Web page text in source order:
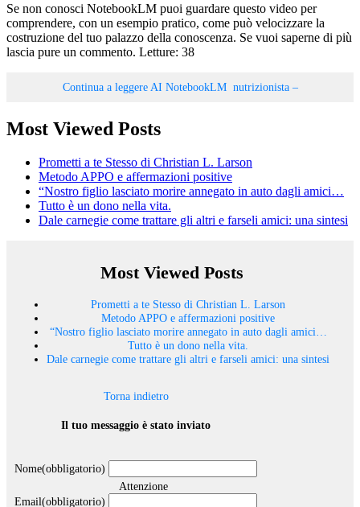
Se non conosci NotebookLM puoi guardare questo video per
comprendere, con un esempio pratico, come può velocizzare la
costruzione del tuo palazzo della conoscenza. Se vuoi saperne di più
lascia pure un commento. Letture: 38
Continua a leggereAI NotebookLM nutrizionista –
Most Viewed Posts
Prometti a te Stesso di Christian L. Larson
Metodo APPO e affermazioni positive
“Nostro figlio lasciato morire annegato in auto dagli amici…
Tutto è un dono nella vita.
Dale carnegie come trattare gli altri e farseli amici: una sintesi
Most Viewed Posts
Prometti a te Stesso di Christian L. Larson
Metodo APPO e affermazioni positive
“Nostro figlio lasciato morire annegato in auto dagli amici…
Tutto è un dono nella vita.
Dale carnegie come trattare gli altri e farseli amici: una sintesi
Torna indietro
Il tuo messaggio è stato inviato
Nome(obbligatorio)
Attenzione
Email(obbligatorio)